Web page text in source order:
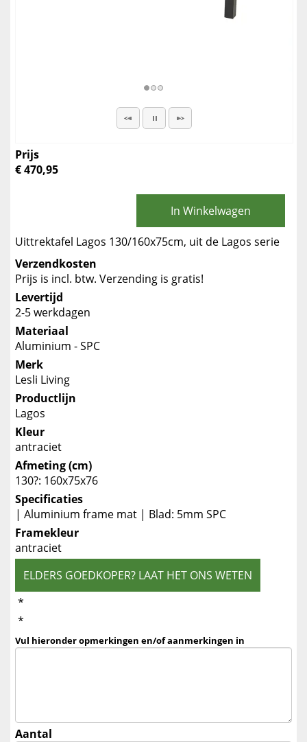
Prijs
€ 470,95
In Winkelwagen
Uittrektafel Lagos 130/160x75cm, uit de Lagos serie
Verzendkosten
Prijs is incl. btw. Verzending is gratis!
Levertijd
2-5 werkdagen
Materiaal
Aluminium - SPC
Merk
Lesli Living
Productlijn
Lagos
Kleur
antraciet
Afmeting (cm)
130?: 160x75x76
Specificaties
| Aluminium frame mat | Blad: 5mm SPC
Framekleur
antraciet
ELDERS GOEDKOPER? LAAT HET ONS WETEN
*
*
Vul hieronder opmerkingen en/of aanmerkingen in
Aantal